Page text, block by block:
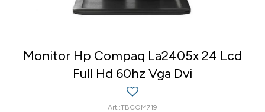
Monitor Hp Compaq La2405x 24 Lcd
Full Hd 60hz Vga Dvi
TBCOM719